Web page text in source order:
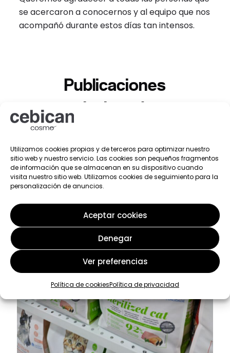
Utilizamos cookies propias y de terceros para optimizar nuestro
sitio web y nuestro servicio. Las cookies son pequeños fragmentos
de información que se almacenan en su dispositivo cuando
visita nuestro sitio web. Utilizamos cookies de seguimiento para la
personalización de anuncios.
Aceptar cookies
Denegar
Ver preferencias
Política de cookiesPolítica de privacidad
se acercaron a conocernos y al equipo que nos
acompañó durante estos días tan intensos.
Publicaciones
relacionadas